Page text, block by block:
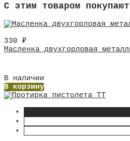
C этим товаром покупают
330 ₽
Масленка двухгорловая
В наличии
В корзину